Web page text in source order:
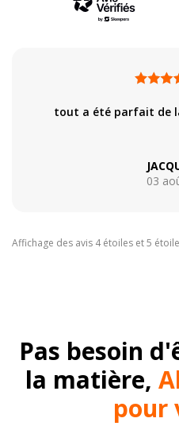
tout a été parfait de
03
Affichage des avis 4 étoiles et 5
Pas besoin
la matière,
pour